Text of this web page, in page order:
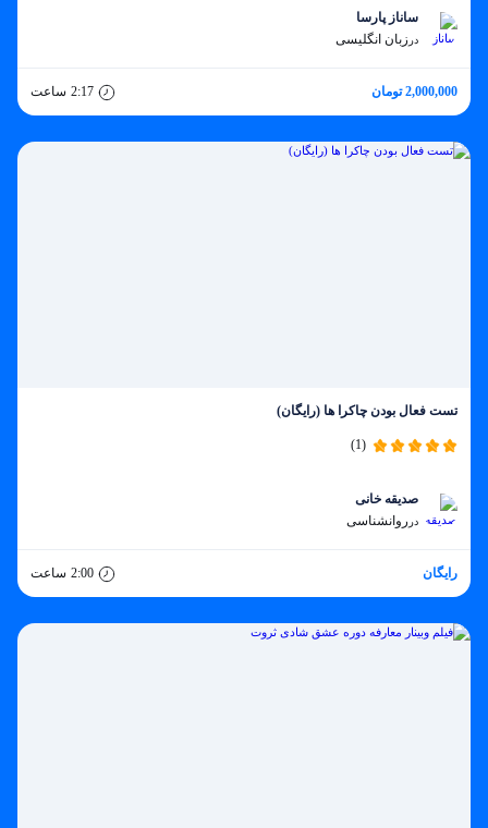
ساناز پارسا
در زبان انگلیسی
2,000,000 تومان 2:17 ساعت
تست فعال بودن چاکرا ها (رایگان)
(1)
صدیقه خانی
در روانشناسی
رایگان 2:00 ساعت